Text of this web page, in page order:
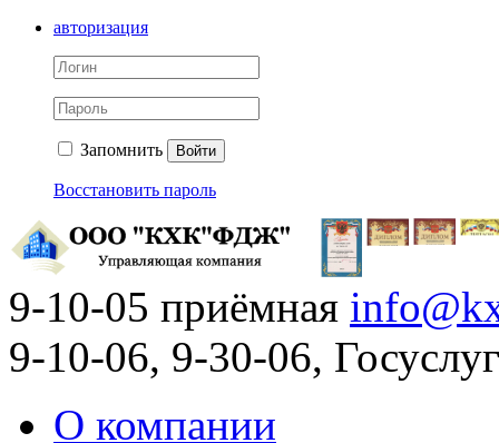
авторизация
Запомнить Войти
Восстановить пароль
9-10-05 приёмная
9-10-06, 9-30-06,
О компании